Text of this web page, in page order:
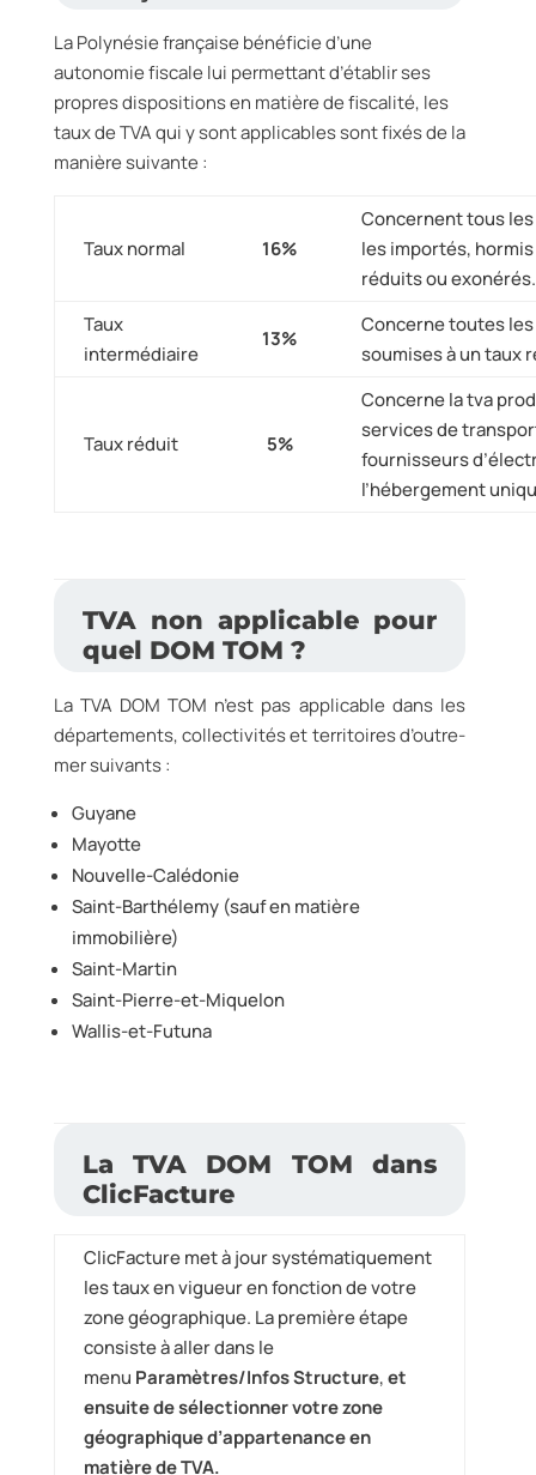
La Polynésie française bénéficie d’une
autonomie fiscale lui permettant d’établir ses
propres dispositions en matière de fiscalité, les
taux de TVA qui y sont applicables sont fixés de la
manière suivante :
Taux normal 16%
Concernent tous
les importés,
réduits ou exonérés.
Taux
intermédiaire
13%
Concerne toutes
soumises à un taux
Taux réduit 5%
Concerne la tva
services de
fournisseurs
l’hébergement
TVA non applicable pour
quel DOM TOM ?
La TVA DOM TOM n’est pas applicable dans les
départements, collectivités et territoires d’outre-
mer suivants :
Guyane
Mayotte
Nouvelle-Calédonie
Saint-Barthélemy (sauf en matière
immobilière)
Saint-Martin
Saint-Pierre-et-Miquelon
Wallis-et-Futuna
La TVA DOM TOM dans
ClicFacture
ClicFacture met à jour systématiquement
les taux en vigueur en fonction de votre
zone géographique. La première étape
consiste à aller dans le
menu Paramètres/Infos Structure,et
ensuite de sélectionner votre zone
géographique d’appartenance en
matière de TVA.